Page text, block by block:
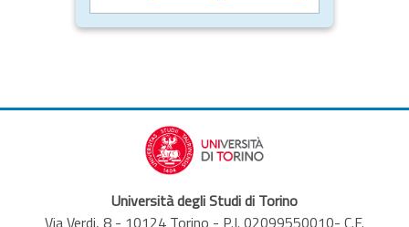
Università degli Studi di Torino
Via Verdi, 8 - 10124 Torino - P.I. 02099550010- C.F.